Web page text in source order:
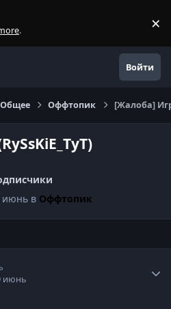
. ×
Войти
Общее Оффтопик [Жалоба]
июнь в Оффтопик
июнь